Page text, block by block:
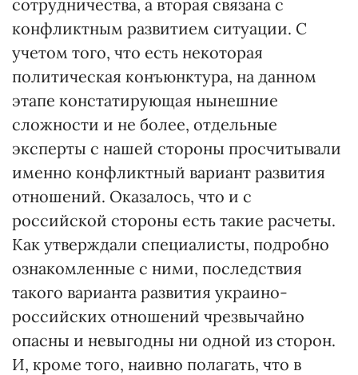
сотрудничества, а вторая связана с
конфликтным развитием ситуации. С
учетом того, что есть некоторая
политическая конъюнктура, на данном
этапе констатирующая нынешние
сложности и не более, отдельные
эксперты с нашей стороны просчитывали
именно конфликтный вариант развития
отношений. Оказалось, что и с
российской стороны есть такие расчеты.
Как утверждали специалисты, подробно
ознакомленные с ними, последствия
такого варианта развития украино-
российских отношений чрезвычайно
опасны и невыгодны ни одной из сторон.
И, кроме того, наивно полагать, что в